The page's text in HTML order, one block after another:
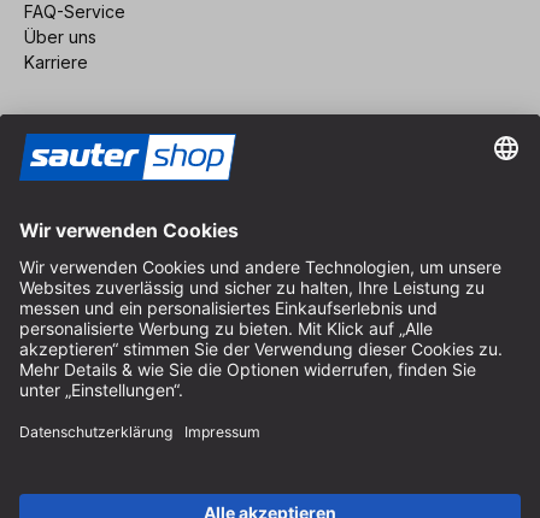
FAQ-Service
Über uns
Karriere
Impressum
AGB
Datenschutz
Cookie-Einstellungen
© 2026 sauter GmbH
* kostenloser Versand ab 150 Euro Bestellwert innerhalb
Deutschlands für die Standard-Paketgrößen - ausgenommen